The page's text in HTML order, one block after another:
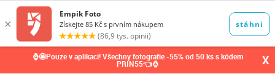
⌚🤩Pouze v aplikaci! Všechny fotografie -55% od 50 ks s kódem
PRIN55👈⌚ X